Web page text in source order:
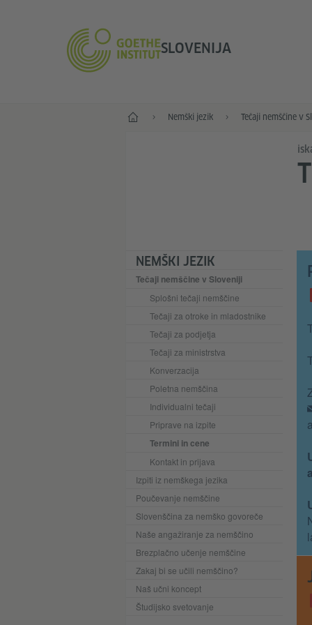
SLOVENIJA
Začetek Nemški jezik Tečaji nemščine v
NEMŠKI JEZIK
Tečaji nemščine v Sloveniji
Splošni tečaji nemščine
Tečaji za otroke in mladostnike
Tečaji za podjetja
Tečaji za ministrstva
Konverzacija
Poletna nemščina
Individualni tečaji
Priprave na izpite
Termini in cene
Kontakt in prijava
Izpiti iz nemškega jezika
Poučevanje nemščine
Slovenščina za nemško govoreče
Naše angažiranje za nemščino
Brezplačno učenje nemščine
Zakaj bi se učili nemščino?
Naš učni koncept
Študijsko svetovanje